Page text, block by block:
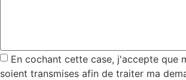
En cochant cette case, j'accepte que
soient transmises afin de traiter ma